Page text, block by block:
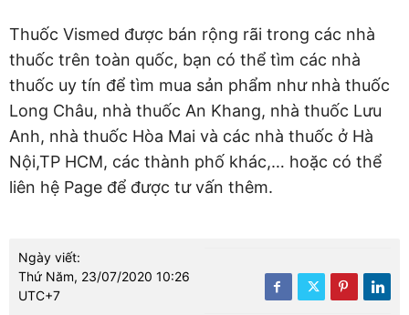
Thuốc Vismed được bán rộng rãi trong các nhà
thuốc trên toàn quốc, bạn có thể tìm các nhà
thuốc uy tín để tìm mua sản phẩm như nhà thuốc
Long Châu, nhà thuốc An Khang, nhà thuốc Lưu
Anh, nhà thuốc Hòa Mai và các nhà thuốc ở Hà
Nội,TP HCM, các thành phố khác,… hoặc có thể
liên hệ Page để được tư vấn thêm.
Ngày viết:
Thứ Năm, 23/07/2020 10:26
UTC+7